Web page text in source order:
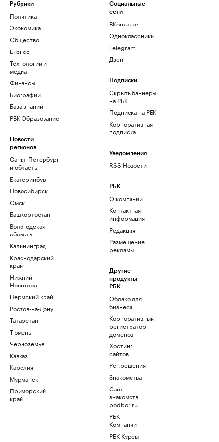
Рубрики
Политика
Экономика
Общество
Бизнес
Технологии и
медиа
Финансы
Биографии
База знаний
РБК Образование
Новости
регионов
Санкт-Петербург
и область
Екатеринбург
Новосибирск
Омск
Башкортостан
Вологодская
область
Калининград
Краснодарский
край
Нижний
Новгород
Пермский край
Ростов-на-Дону
Татарстан
Тюмень
Черноземье
Кавказ
Карелия
Мурманск
Приморский
край
Социальные
сети
ВКонтакте
Одноклассники
Telegram
Дзен
Подписки
Скрыть баннеры
на РБК
Подписка на РБК
Корпоративная
подписка
Уведомления
RSS Новости
РБК
О компании
Контактная
информация
Редакция
Размещение
рекламы
Другие
продукты
РБК
Облако для
бизнеса
Корпоративный
регистратор
доменов
Хостинг
сайтов
Рег.решения
Знакомства
Сайт
знакомств
podbor.ru
РБК
Компании
РБК Курсы